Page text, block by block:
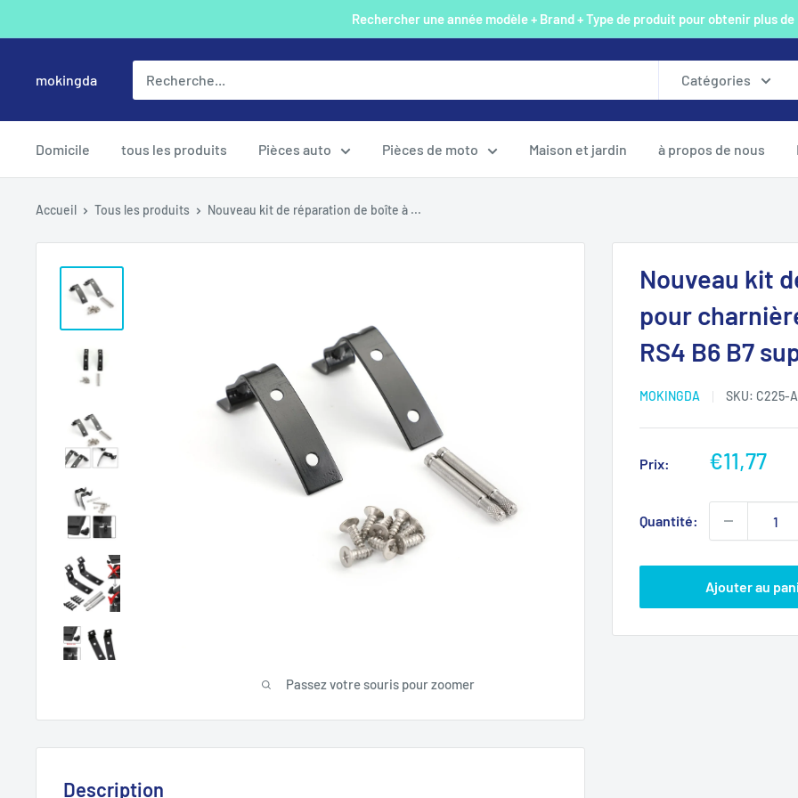
au
Rechercher une année modèle + Brand + Type de produit pour obtenir plus
mokingda Catégories
Domicile tous les produits Pièces auto Pièces de moto Maison et jardin à propos de nous
Accueil Tous les produits Nouveau kit de réparation de boîte à ...
Passez votre souris pour zoomer
Nouveau kit
pour
RS4 B6 B7
MOKINGDA SKU: C225-
Prix:
Prix
€11,77
Quantité:
Ajouter au
Description